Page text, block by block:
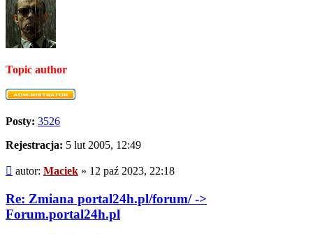
Topic author
Posty: 3526
Rejestracja: 5 lut 2005, 12:49
Post
autor: Maciek » 12 paź 2023, 22:18
Re: Zmiana portal24h.pl/forum/ ->
Forum.portal24h.pl